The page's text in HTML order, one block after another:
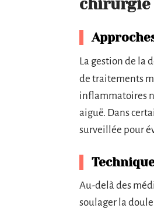
chirurgie
La gestion de la
de traitements
inflammatoires
aiguë. Dans
surveillée pour
Au-delà des
soulager la